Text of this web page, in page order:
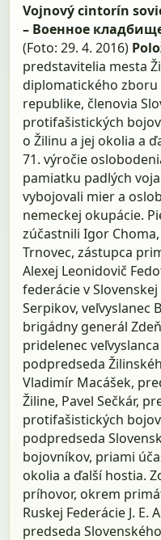
Vojnový cintorín
– Военное
(Foto: 29. 4. 2016)
predstavitelia mesta
diplomatického zboru
republike, členovia
protifašistických
o Žilinu a jej okolia a
71. výročie
pamiatku padlých
vybojovali mier a
nemeckej okupácie.
zúčastnili Igor
Trnovec, zástupca
Alexej Leonidovič
federácie v
Serpikov, veľvyslanec
brigádny generál
pridelenec
podpredseda
Vladimír Macášek,
Žiline, Pavel Sečkár,
protifašistických
podpredseda
bojovníkov, priami
okolia a ďalší hostia.
príhovor, okrem
Ruskej Federácie J. E.
predseda